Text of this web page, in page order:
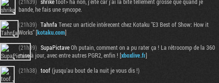
bande, he fais une syncope.
(21h39) Tahnfa Tenez un article intérecent chez Kotaku "E3 Best of Show: How it
Works" [kotaku.com]
(21h39) SupaPictaveOh putain, comment on a pu rater ça ! La rétrocomp de la 360
mise à jour, avec entre autres PGR2, enfin ! [xboxlive.fr]
(21h38) toof(jusqu'au bout de la nuit je vous dis !)